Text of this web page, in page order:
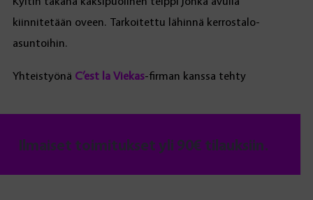
kiinnitetään oveen. Tarkoitettu lähinnä kerrostalo-
asuntoihin.
Yhteistyönä C’est la Viekas-firman kanssa tehty
Ilmaiset toimitukset yli 90€ tilauksiin.